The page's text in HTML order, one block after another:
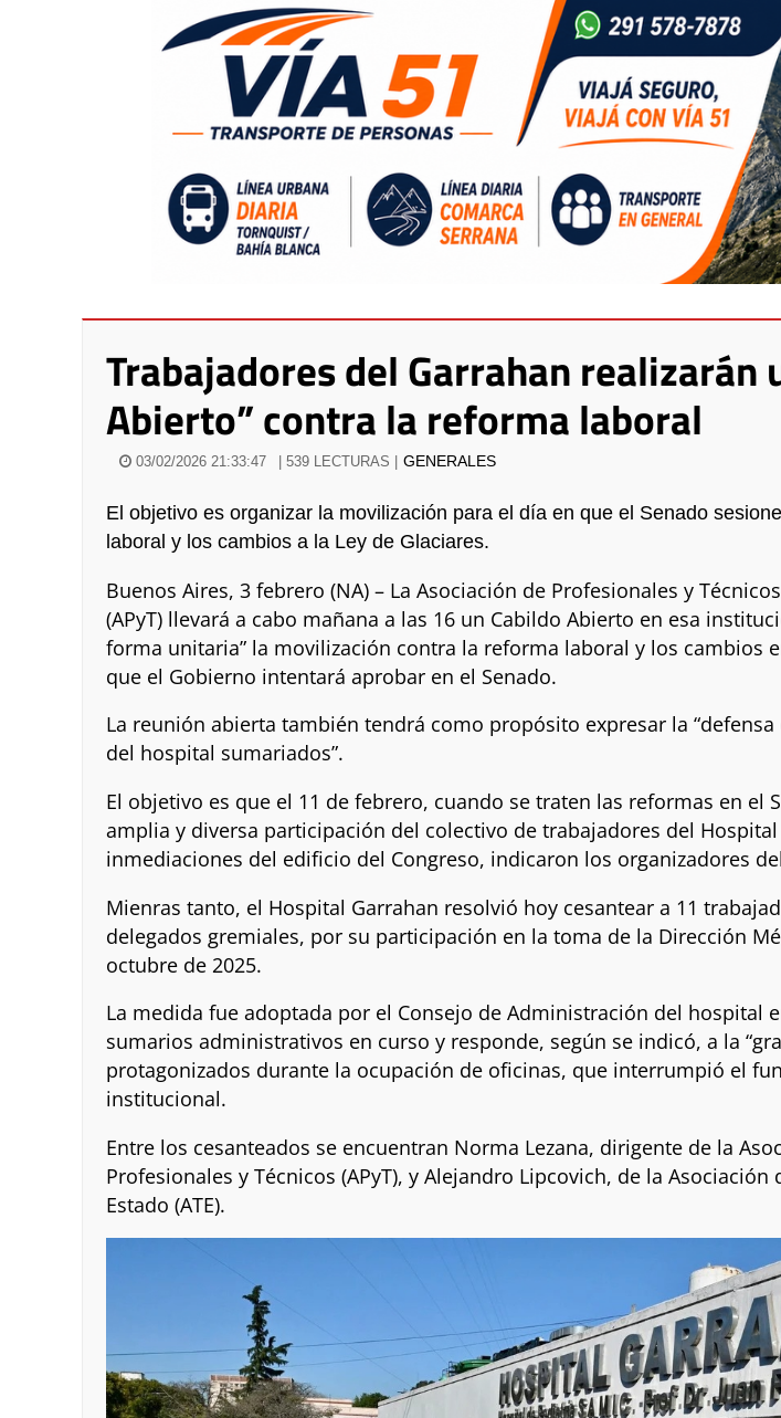
Trabajadores del Garrahan realizarán
Abierto” contra la reforma laboral
03/02/2026 21:33:47 | 539 LECTURAS | GENERALES
El objetivo es organizar la movilización para el día en que el Senado
laboral y los cambios a la Ley de Glaciares.
Buenos Aires, 3 febrero (NA) – La Asociación de Profesionales y
(APyT) llevará a cabo mañana a las 16 un Cabildo Abierto en esa
forma unitaria” la movilización contra la reforma laboral y los cambios
que el Gobierno intentará aprobar en el Senado.
La reunión abierta también tendrá como propósito expresar la
del hospital sumariados”.
El objetivo es que el 11 de febrero, cuando se traten las reformas en el
amplia y diversa participación del colectivo de trabajadores del
inmediaciones del edificio del Congreso, indicaron los organizadores
Mienras tanto, el Hospital Garrahan resolvió hoy cesantear a 11
delegados gremiales, por su participación en la toma de la Dirección
octubre de 2025.
La medida fue adoptada por el Consejo de Administración del hospital
sumarios administrativos en curso y responde, según se indicó, a la
protagonizados durante la ocupación de oficinas, que interrumpió el
institucional.
Entre los cesanteados se encuentran Norma Lezana, dirigente de la
Profesionales y Técnicos (APyT), y Alejandro Lipcovich, de la Asociación
Estado (ATE).